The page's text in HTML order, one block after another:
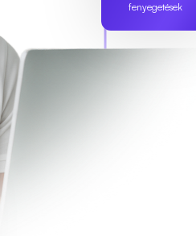
fenyegetések